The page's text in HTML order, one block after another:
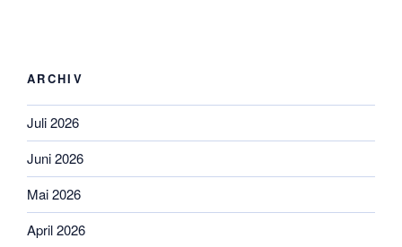
ARCHIV
Juli 2026
Juni 2026
Mai 2026
April 2026